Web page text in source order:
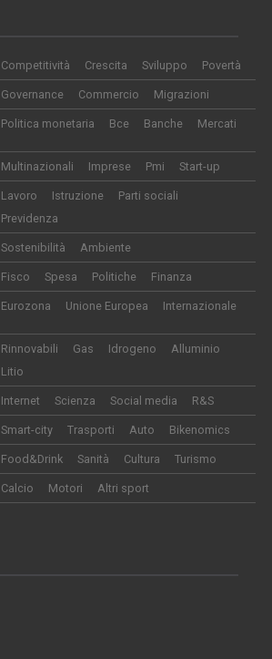
Competitività Crescita Sviluppo Povertà
Governance Commercio Migrazioni
Politica monetaria Bce Banche Mercati
Multinazionali Imprese Pmi Start-up
Lavoro Istruzione
Parti sociali
Previdenza
Sostenibilità Ambiente
Fisco Spesa Politiche Finanza
Eurozona Unione Europea Internazionale
Rinnovabili Gas Idrogeno
Alluminio
Litio
Internet Scienza Social media R&S
Smart-city Trasporti Auto Bikenomics
Food&Drink Sanità Cultura Turismo
Calcio Motori Altri sport